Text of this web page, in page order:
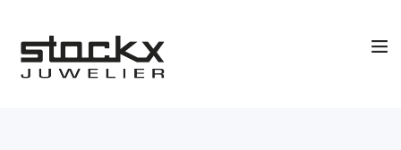
STOCKX INFORMATIE